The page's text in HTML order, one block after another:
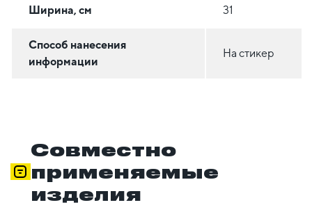
Ширина, см 31
Способ нанесения
информации
На стикер
Совместно
применяемые
изделия